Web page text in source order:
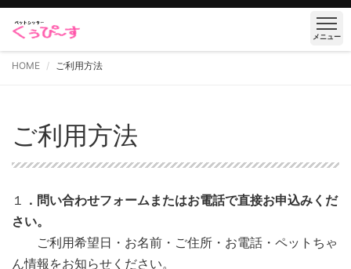
メニュー
HOME ご利用方法
ご利用方法
１
．問い合わせフォームまたはお電話で直接お申込みくだ
さい。
ご利用希望日・お名前・ご住所・お電話・ペットちゃ
ん情報をお知らせください。